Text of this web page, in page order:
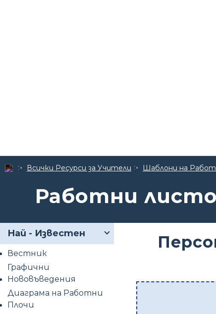
Всички Ресурси за Учители Шаблони на
Работни
Най - Известен
Вестник
Графични
Нововъведения
Диаграма на Работни
Плочи